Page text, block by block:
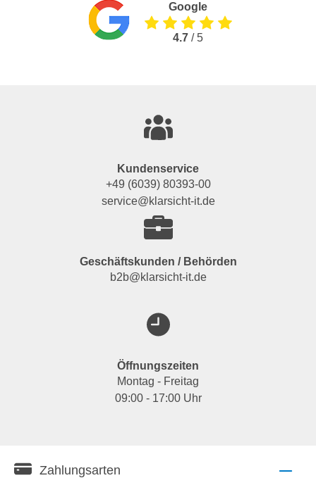
Google
4.7 / 5
Kundenservice
+49 (6039) 80393-00
service@klarsicht-it.de
Geschäftskunden / Behörden
b2b@klarsicht-it.de
Öffnungszeiten
Montag - Freitag
09:00 - 17:00 Uhr
Zahlungsarten